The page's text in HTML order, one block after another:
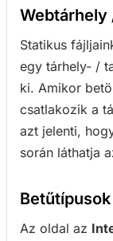
Webtárhely
Statikus
egy tárhely- /
ki. Amikor
csatlakozik a
azt jelenti,
során láthatja
Betűtípusok
Az oldal az